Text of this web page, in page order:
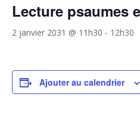
Lecture psaumes
2 janvier 2031 @ 11h30 - 12h30
Ajouter au calendrier